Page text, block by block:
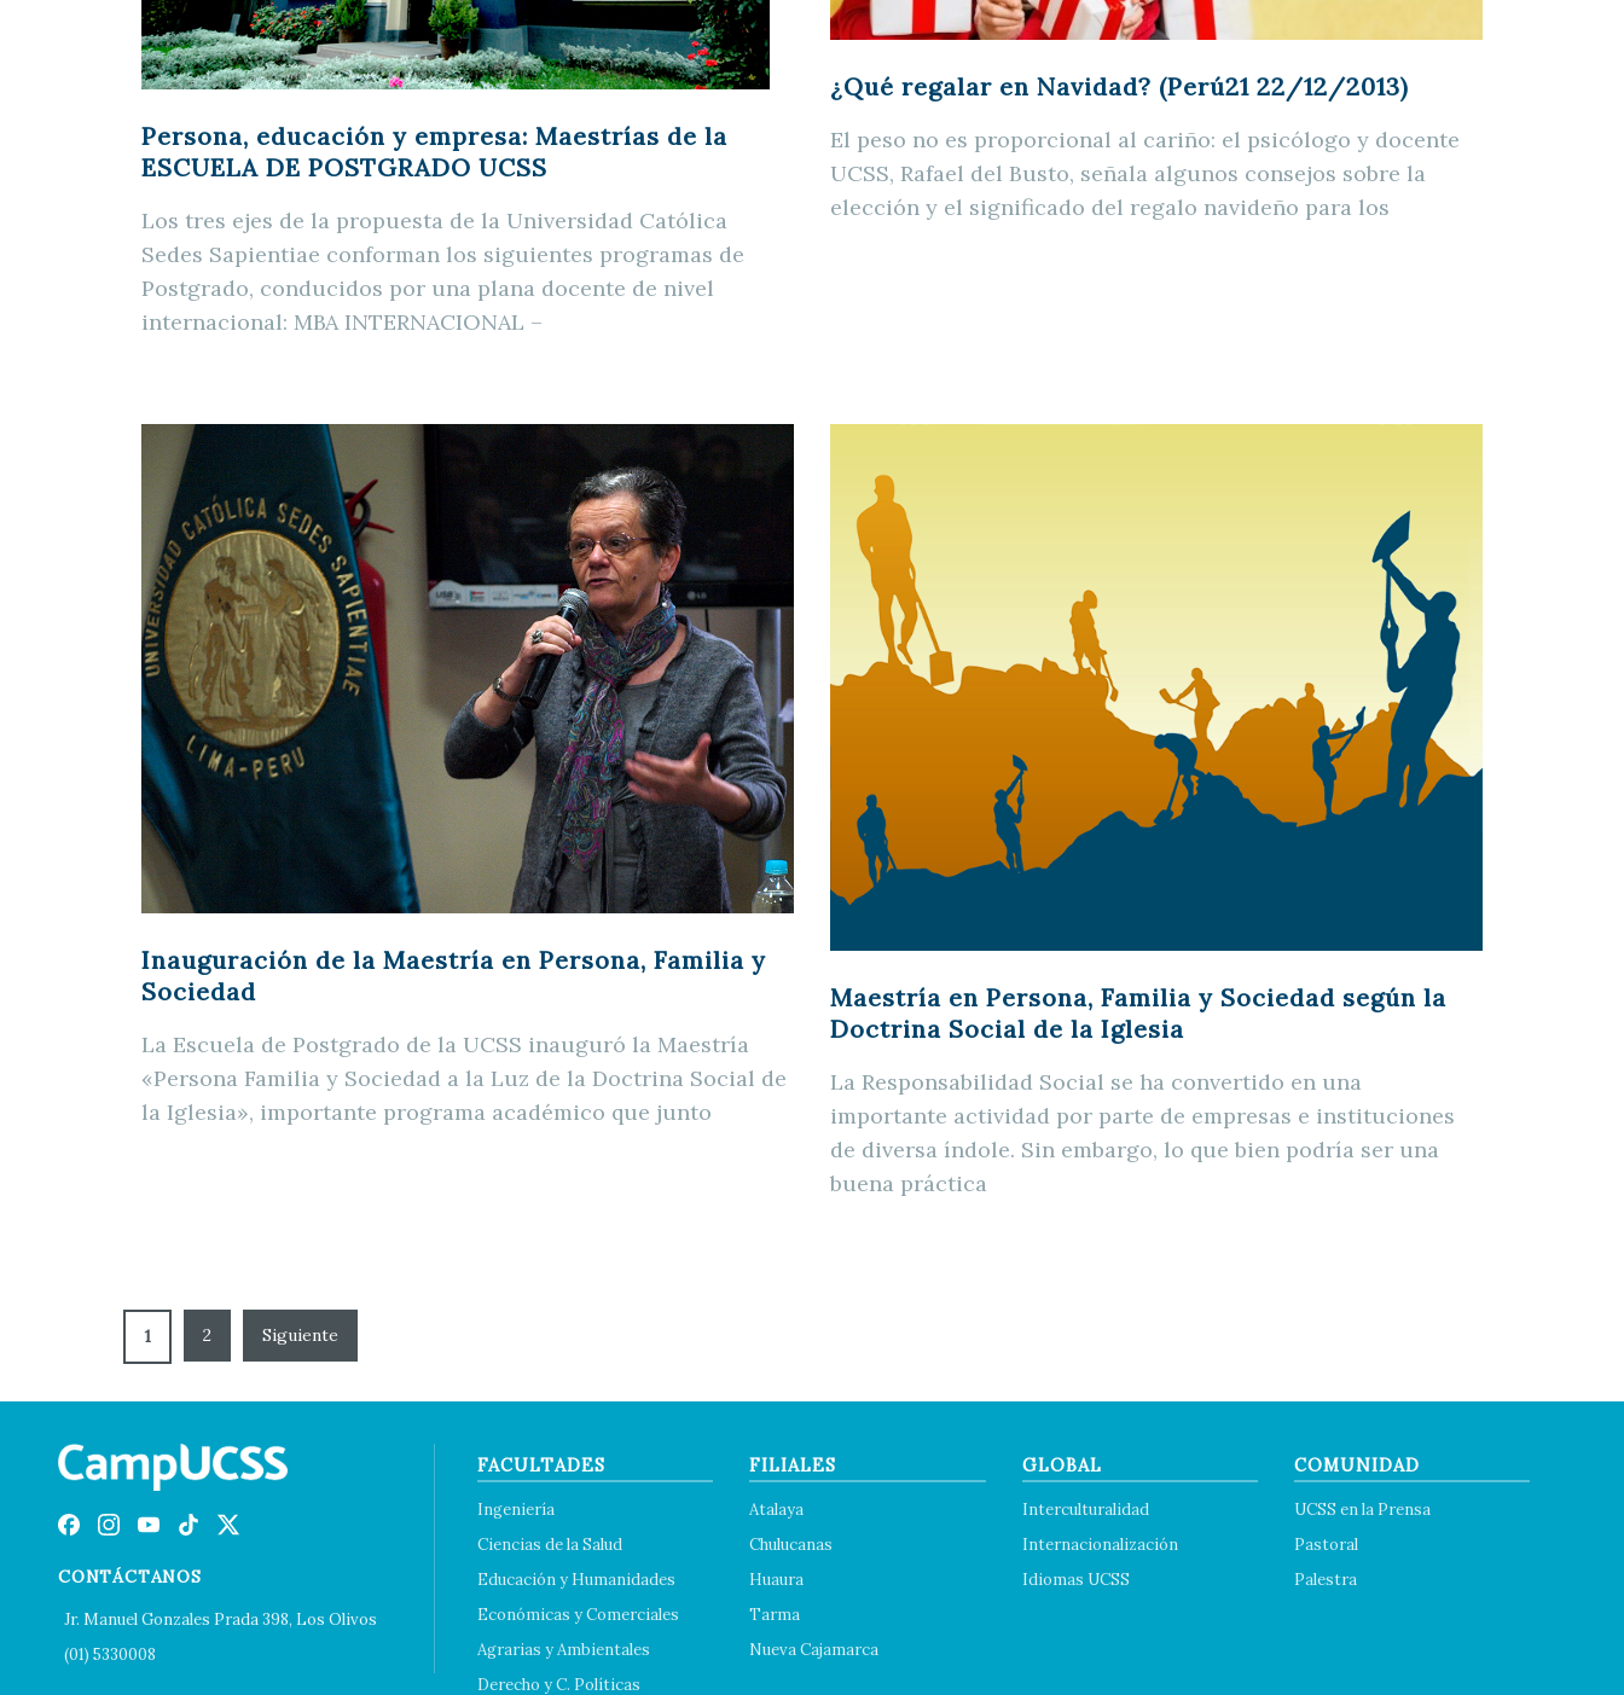
Persona, educación y empresa: Maestrías de la
ESCUELA DE POSTGRADO UCSS
Los tres ejes de la propuesta de la Universidad Católica
Sedes Sapientiae conforman los siguientes programas de
Postgrado, conducidos por una plana docente de nivel
internacional: MBA INTERNACIONAL –
¿Qué regalar en Navidad? (Perú21 22/12/2013)
El peso no es proporcional al cariño: el psicólogo y docente
UCSS, Rafael del Busto, señala algunos consejos sobre la
elección y el significado del regalo navideño para los
Inauguración de la Maestría en Persona, Familia y
Sociedad
La Escuela de Postgrado de la UCSS inauguró la Maestría
«Persona Familia y Sociedad a la Luz de la Doctrina Social de
la Iglesia», importante programa académico que junto
Maestría en Persona, Familia y Sociedad según la
Doctrina Social de la Iglesia
La Responsabilidad Social se ha convertido en una
importante actividad por parte de empresas e instituciones
de diversa índole. Sin embargo, lo que bien podría ser una
buena práctica
1 2
CONTÁCTANOS
Jr. Manuel Gonzales Prada 398, Los Olivos
(01) 5330008
FACULTADES
Ingeniería
Ciencias de la Salud
Educación y Humanidades
Económicas y Comerciales
Agrarias y Ambientales
Derecho y C. Políticas
FILIALES
Atalaya
Chulucanas
Huaura
Tarma
Nueva Cajamarca
GLOBAL
Interculturalidad
Internacionalización
Idiomas UCSS
COMUNIDAD
UCSS en la Prensa
Pastoral
Palestra